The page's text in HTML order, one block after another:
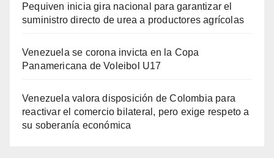
Pequiven inicia gira nacional para garantizar el
suministro directo de urea a productores agrícolas
Venezuela se corona invicta en la Copa
Panamericana de Voleibol U17
Venezuela valora disposición de Colombia para
reactivar el comercio bilateral, pero exige respeto a
su soberanía económica